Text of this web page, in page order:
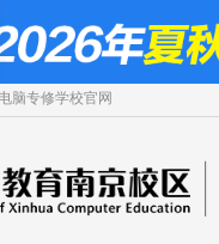
脑专修学校官网